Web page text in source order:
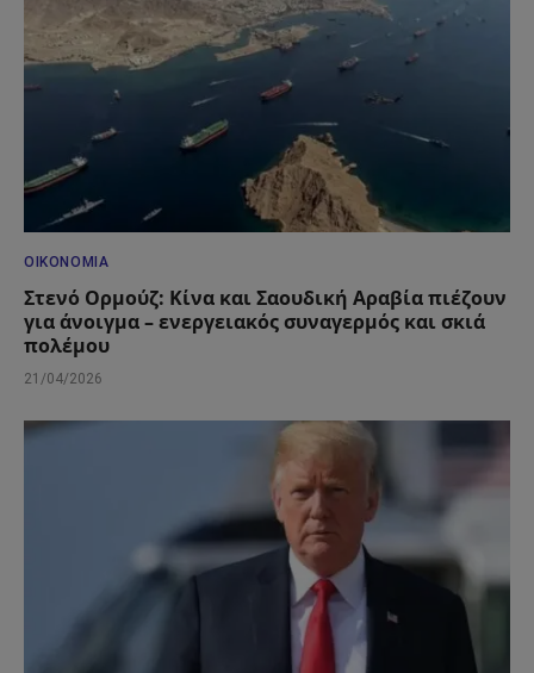
ΟΙΚΟΝΟΜΊΑ
Στενό Ορμούζ: Κίνα και Σαουδική Αραβία πιέζουν
για άνοιγμα – ενεργειακός συναγερμός και σκιά
πολέμου
21/04/2026